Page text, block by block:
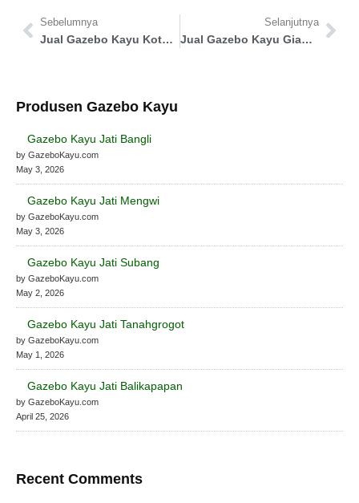
Sebelumnya
Jual Gazebo Kayu Kota Palangka Raya
Selanjutnya
Jual Gazebo Kayu Gianyar
Produsen Gazebo Kayu
Gazebo Kayu Jati Bangli
by GazeboKayu.com
May 3, 2026
Gazebo Kayu Jati Mengwi
by GazeboKayu.com
May 3, 2026
Gazebo Kayu Jati Subang
by GazeboKayu.com
May 2, 2026
Gazebo Kayu Jati Tanahgrogot
by GazeboKayu.com
May 1, 2026
Gazebo Kayu Jati Balikapapan
by GazeboKayu.com
April 25, 2026
Recent Comments